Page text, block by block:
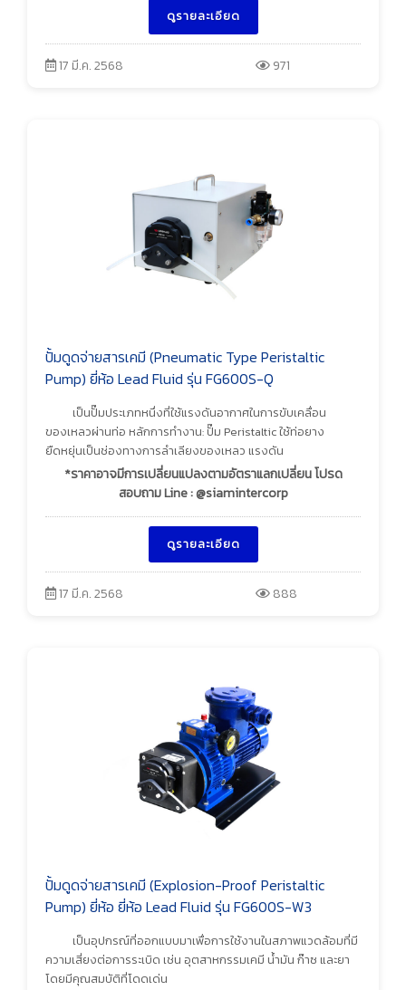
ดูรายละเอียด
17 มี.ค. 2568 971
ปั้มดูดจ่ายสารเคมี (Pneumatic Type Peristaltic
Pump) ยี่ห้อ Lead Fluid รุ่น FG600S-Q
เป็นปั๊มประเภทหนึ่งที่ใช้แรงดันอากาศในการขับเคลื่อน
ของเหลวผ่านท่อ หลักการทำงาน: ปั๊ม Peristaltic ใช้ท่อยาง
ยืดหยุ่นเป็นช่องทางการลำเลียงของเหลว แรงดัน
*ราคาอาจมีการเปลี่ยนแปลงตามอัตราแลกเปลี่ยน โปรด
สอบถาม Line : @siamintercorp
ดูรายละเอียด
17 มี.ค. 2568 888
ปั้มดูดจ่ายสารเคมี (Explosion-Proof Peristaltic
Pump) ยี่ห้อ ยี่ห้อ Lead Fluid รุ่น FG600S-W3
เป็นอุปกรณ์ที่ออกแบบมาเพื่อการใช้งานในสภาพแวดล้อมที่มี
ความเสี่ยงต่อการระเบิด เช่น อุตสาหกรรมเคมี น้ำมัน ก๊าซ และยา
โดยมีคุณสมบัติที่โดดเด่น